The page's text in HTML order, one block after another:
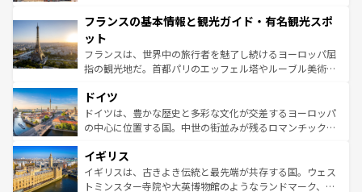
ませてくれるイタリアで、忘れられない旅をしてみよう！
なお、新着のイタリア情報は
しい。
文化が根付くこの国では、情熱的なフラメンコ、熱気あふ
れる闘牛、そして美味しいタパスが生活の一部となってい
る。首都マドリードの洗練された雰囲気や、バルセロナの
アートに溢れた街角から、地方では古代ローマ遺跡や中世
せる。地方によって風土や気候が異なるスペインはその個
性で訪れる人を魅了する。 なお、新着のスペイン情報は コ
ンテンツ一覧を参照してほしい。
フランスの基本情報と観光ガイド・有名観光スポ
ット
フランスは、世界中の旅行者を魅了し続けるヨーロッパ屈
指の観光地だ。首都パリのエッフェル塔やルーブル美術館
で、幅広い魅力が詰まっている。華麗な宮殿、歴史的な大
聖堂、美しいビーチ、そして豊かな自然が、訪れる者を心
から魅了する。また、フランスは美食の国としても知ら
いる。シャンパンの発祥地であるランス、プロヴァンスの
香り高いラベンダー畑など、多彩な楽しみ方が可能だ。さ
らに、パリ以外の地域にも魅力が溢れており、どの街角に
ドイツ
ドイツは、豊かな歴史と多彩な文化が交差するヨーロッパ
の中心に位置する国。中世の街並みが残るロマンチック街
顔を持つこの国は、どこを歩いても飽きることがない。ベ
ルリンの文化的活気、バイエルン州のアルプスの絶景、そ
してライン川沿いのワイン畑といった風景は必見。ビール
イギリス
イギリスは、古きよき伝統と最先端が共存する国。ウェス
トミンスター寺院や大英博物館のようなランドマーク、歴